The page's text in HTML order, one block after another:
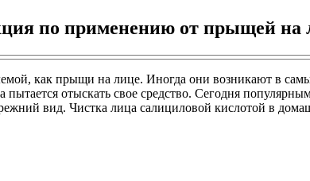
по применению от прыщей на
как прыщи на лице. Иногда они возникают в
отыскать свое средство. Сегодня
вид. Чистка лица салициловой кислотой в